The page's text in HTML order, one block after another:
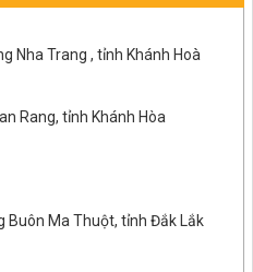
Nha Trang , tỉnh Khánh Hoà
Rang, tỉnh Khánh Hòa
Buôn Ma Thuột, tỉnh Đắk Lắk